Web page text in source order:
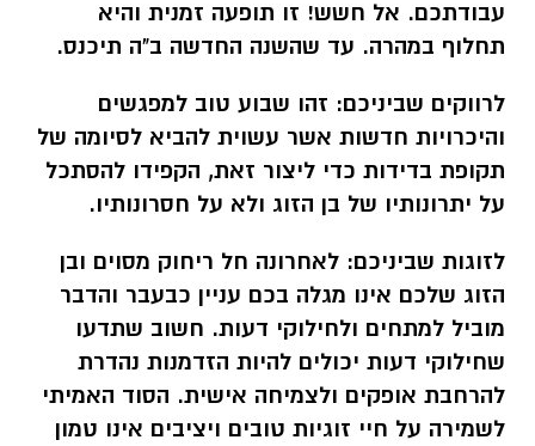
עבודתכם. אל חשש! זו תופעה זמנית והיא
תחלוף במהרה. עד שהשנה החדשה ב"ה תיכנס.
לרווקים שביניכם: זהו שבוע טוב למפגשים
והיכרויות חדשות אשר עשוית להביא לסיומה של
תקופת בדידות כדי ליצור זאת, הקפידו להסתכל
על יתרונותיו של בן הזוג ולא על חסרונותיו.
לזוגות שביניכם: לאחרונה חל ריחוק מסוים ובן
הזוג שלכם אינו מגלה בכם עניין כבעבר והדבר
מוביל למתחים ולחילוקי דעות. חשוב שתדעו
שחילוקי דעות יכולים להיות הזדמנות נהדרת
להרחבת אופקים ולצמיחה אישית. הסוד האמיתי
לשמירה על חיי זוגיות טובים ויציבים אינו טמון